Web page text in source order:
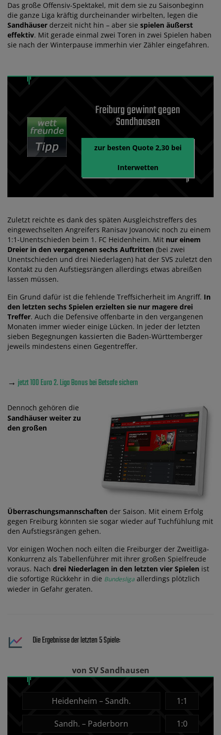
Das große Offensiv-Spektakel, mit dem sie zu Saisonbeginn
die ganze Liga kräftig durcheinander wirbelten, legen die
Sandhäuser derzeit nicht hin – aber sie spielen äußerst
effektiv. Mit gerade einmal zwei Toren in zwei Spielen haben
sie nach der Winterpause immerhin vier Zähler eingefahren.
Freiburg gewinnt gegen
Sandhausen
zur besten Quote 2,30 bei
Interwetten
Zuletzt reichte es dank des späten Ausgleichstreffers des
eingewechselten Angreifers Ranisav Jovanovic noch zu einem
1:1-Unentschieden beim 1. FC Heidenheim. Mit nur einem
Dreier in den vergangenen sechs Auftritten (bei zwei
Unentschieden und drei Niederlagen) hat der SVS zuletzt den
Kontakt zu den Aufstiegsrängen allerdings etwas abreißen
lassen müssen.
Ein Grund dafür ist die fehlende Treffsicherheit im Angriff. In
den letzten sechs Spielen erzielten sie nur magere drei
Treffer. Auch die Defensive offenbarte in den vergangenen
Monaten immer wieder einige Lücken. In jeder der letzten
sieben Begegnungen kassierten die Baden-Württemberger
jeweils mindestens einen Gegentreffer.
→ jetzt 100 Euro 2. Liga Bonus bei Betsafe sichern
Dennoch gehören die
Sandhäuser weiter zu
den großen
Überraschungsmannschaften der Saison. Mit einem Erfolg
gegen Freiburg könnten sie sogar wieder auf Tuchfühlung mit
den Aufstiegsrängen gehen.
Vor einigen Wochen noch eilten die Freiburger der Zweitliga-
Konkurrenz als Tabellenführer mit ihrer großen Spielfreude
voraus. Nach drei Niederlagen in den letzten vier Spielen ist
die sofortige Rückkehr in die Bundesliga allerdings plötzlich
wieder in Gefahr geraten.
Die Ergebnisse der letzten 5 Spiele:
von SV Sandhausen
Heidenheim – Sandh. 1:1
Sandh. – Paderborn 1:0